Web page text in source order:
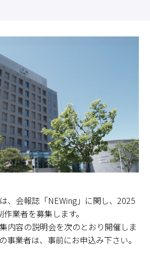
、会報誌「NEWing」に関し、2025
業者を募集します。
内容の説明会を次のとおり開催しま
事業者は、事前にお申込み下さい。